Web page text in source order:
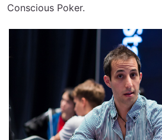
Conscious Poker.